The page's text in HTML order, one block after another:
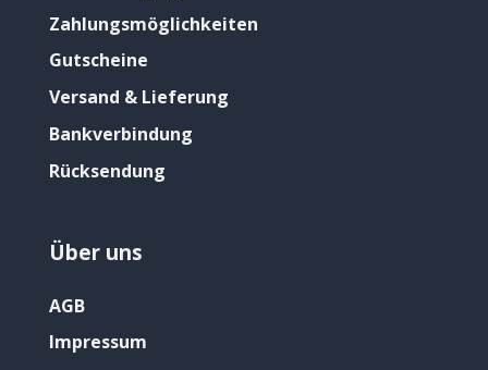
Zahlungsmöglichkeiten
Gutscheine
Versand & Lieferung
Bankverbindung
Rücksendung
Über uns
AGB
Impressum